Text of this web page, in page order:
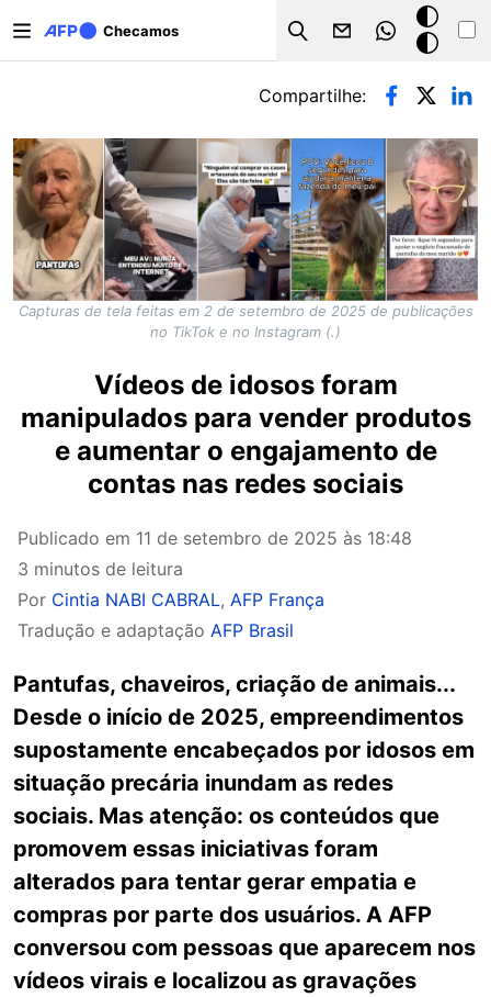
Checamos
Search
Modo
escuro
Abas primárias
Compartilhe:
Capturas de tela feitas em 2 de setembro de 2025 de publicações
no TikTok e no Instagram (.)
Vídeos de idosos foram
manipulados para vender produtos
e aumentar o engajamento de
contas nas redes sociais
Publicado em 11 de setembro de 2025 às 18:48
3 minutos de leitura
Por Cintia NABI CABRAL, AFP França
Tradução e adaptação AFP Brasil
Pantufas, chaveiros, criação de animais...
Desde o início de 2025, empreendimentos
supostamente encabeçados por idosos em
situação precária inundam as redes
sociais. Mas atenção: os conteúdos que
promovem essas iniciativas foram
alterados para tentar gerar empatia e
compras por parte dos usuários. A AFP
conversou com pessoas que aparecem nos
vídeos virais e localizou as gravações